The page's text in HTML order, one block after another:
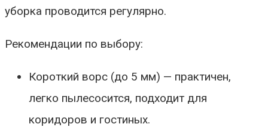
уборка проводится регулярно.
Рекомендации по выбору:
Короткий ворс (до 5 мм) — практичен,
легко пылесосится, подходит для
коридоров и гостиных.